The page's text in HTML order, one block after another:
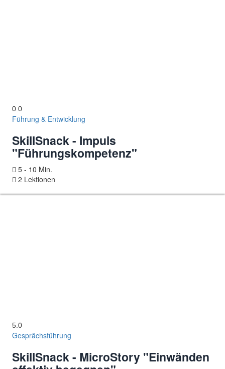
0.0
Führung & Entwicklung
SkillSnack - Impuls
"Führungskompetenz"
5 - 10 Min.
2 Lektionen
5.0
Gesprächsführung
SkillSnack - MicroStory "Einwänden